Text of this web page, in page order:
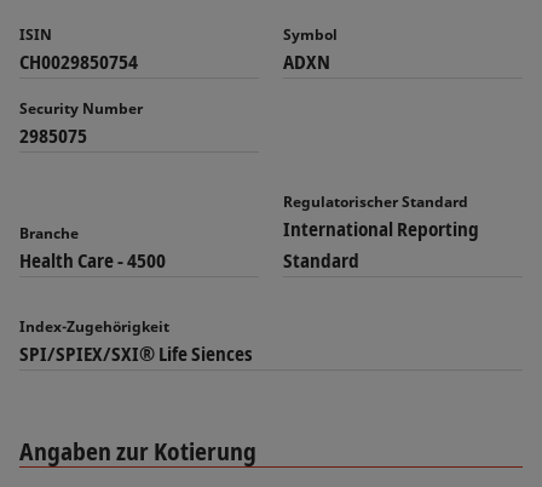
ISIN
CH0029850754
Symbol
ADXN
Security Number
2985075
Branche
Health Care - 4500
Regulatorischer Standard
International Reporting
Standard
Index-Zugehörigkeit
SPI/SPIEX/SXI® Life Siences
Angaben zur Kotierung